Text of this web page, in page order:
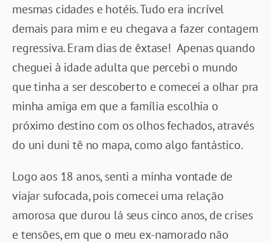
mesmas cidades e hotéis. Tudo era incrível
demais para mim e eu chegava a fazer contagem
regressiva. Eram dias de êxtase! Apenas quando
cheguei à idade adulta que percebi o mundo
que tinha a ser descoberto e comecei a olhar pra
minha amiga em que a família escolhia o
próximo destino com os olhos fechados, através
do uni duni tê no mapa, como algo fantástico.
Logo aos 18 anos, senti a minha vontade de
viajar sufocada, pois comecei uma relação
amorosa que durou lá seus cinco anos, de crises
e tensões, em que o meu ex-namorado não